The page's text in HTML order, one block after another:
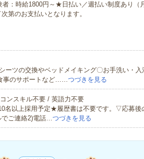
：時給1800円～★日払い／週払い制度あり（
第のお支払いとなります。
ツの交換やベッドメイキング〇お手洗い・入
事のサポートなど……つづきを見る
ンスキル不要 / 英語力不要
以上採用予定★履歴書は不要です。▽応募後
でご連絡2)電話…つづきを見る